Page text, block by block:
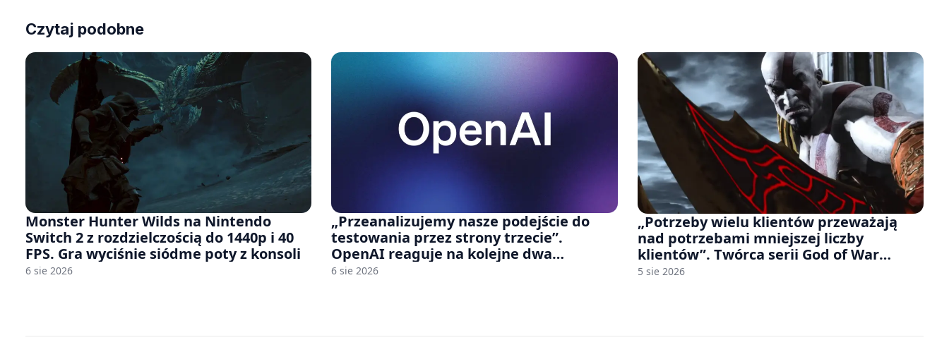
Czytaj podobne
Monster Hunter Wilds na Nintendo
Switch 2 z rozdzielczością do 1440p i 40
FPS. Gra wyciśnie siódme poty z konsoli
6 sie 2026
„Przeanalizujemy nasze podejście do
testowania przez strony trzecie”.
OpenAI reaguje na kolejne dwa
incydenty z udziałem autorskich modeli
6 sie 2026
„Potrzeby wielu klientów przeważają
nad potrzebami mniejszej liczby
klientów”. Twórca serii God of War
sugeruje, że rozumie, dlaczego Sony
5 sie 2026